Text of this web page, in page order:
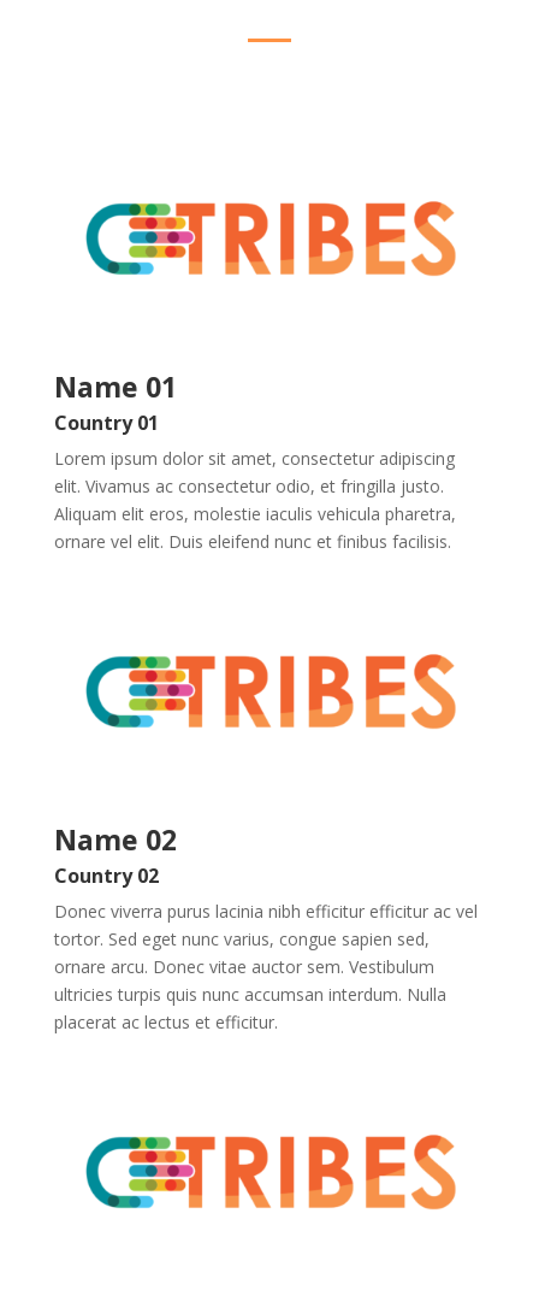
Name 01
Country 01
Lorem ipsum dolor sit amet, consectetur adipiscing
elit. Vivamus ac consectetur odio, et fringilla justo.
Aliquam elit eros, molestie iaculis vehicula pharetra,
ornare vel elit. Duis eleifend nunc et finibus facilisis.
Name 02
Country 02
Donec viverra purus lacinia nibh efficitur efficitur ac vel
tortor. Sed eget nunc varius, congue sapien sed,
ornare arcu. Donec vitae auctor sem. Vestibulum
ultricies turpis quis nunc accumsan interdum. Nulla
placerat ac lectus et efficitur.